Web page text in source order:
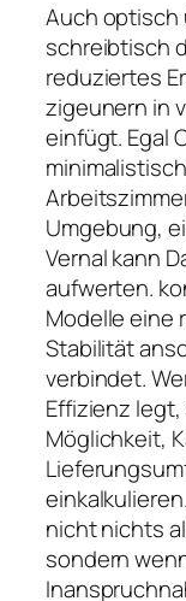
Auch optisch
schreibtisch
reduziertes
zigeunern in
einfügt. Egal
Umgebung,
Vernal kann
aufwerten.
Modelle eine
Stabilität
verbindet.
Effizienz
Möglichkeit,
nicht nichts
sondern